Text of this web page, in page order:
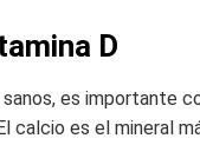
D
es importante
calcio es el mineral